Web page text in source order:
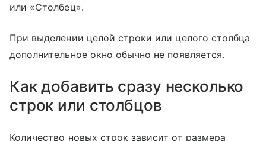
или «Столбец».
При выделении целой строки или целого столбца
дополнительное окно обычно не появляется.
Как добавить сразу несколько
строк или столбцов
Количество новых строк зависит от размера